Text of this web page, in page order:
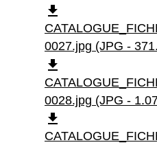
file_download
0027.jpg (JPG -
file_download
0028.jpg (JPG -
file_download